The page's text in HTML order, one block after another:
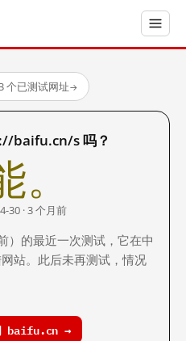
个已测试网址→
baifu.cn/s 吗？
30 · 3 个月前
的最近一次测试，它在中
站。此后未再测试，情况
baifu.cn →